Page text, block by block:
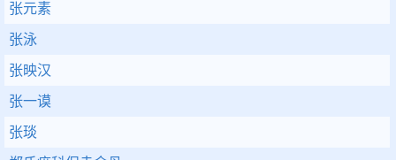
张元素
张泳
张映汉
张一谟
张琰